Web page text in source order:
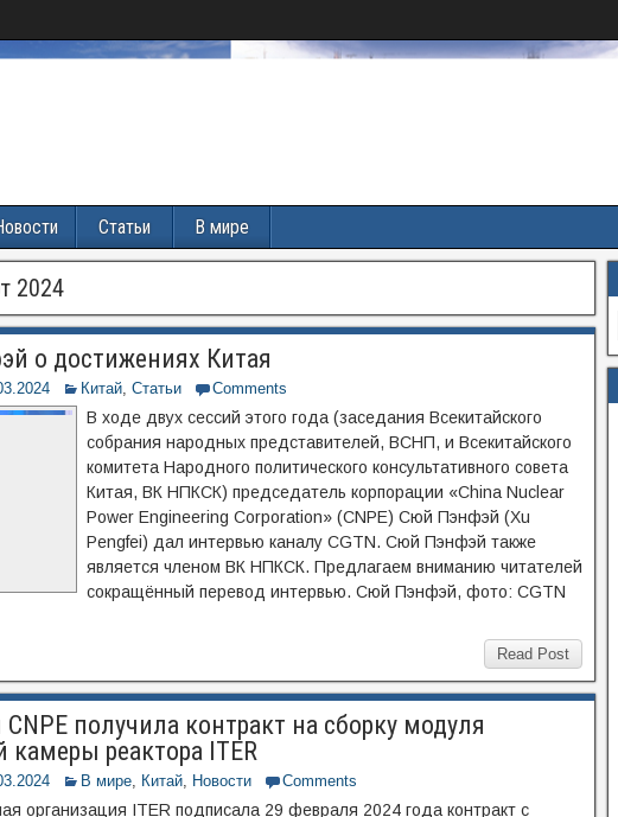
Статьи В мире
2024
о достижениях Китая
Китай, Статьи Comments
В ходе двух сессий этого года (заседания Всекитайского
собрания народных представителей, ВСНП, и Всекитайского
комитета Народного политического консультативного совета
Китая, ВК НПКСК) председатель корпорации «China Nuclear
Power Engineering Corporation» (CNPE) Сюй Пэнфэй (Xu
Pengfei) дал интервью каналу CGTN. Сюй Пэнфэй также
является членом ВК НПКСК. Предлагаем вниманию читателей
сокращённый перевод интервью. Сюй Пэнфэй, фото: CGTN
Read Post
получила контракт на сборку модуля
камеры реактора ITER
В мире, Китай, Новости Comments
организация ITER подписала 29 февраля 2024 года контракт с